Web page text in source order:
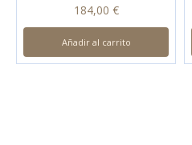
184,00 €
Añadir al carrito